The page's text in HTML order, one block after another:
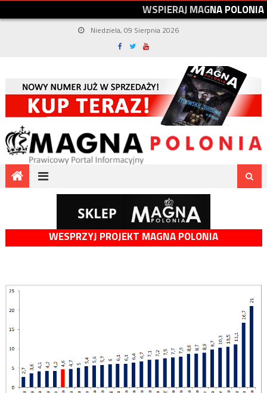
WSPIERAJMAGNAPOLONIA
Niedziela, 09 Sierpnia 2026
WESPRZYJ PROJEKT MAGNA POLONIA